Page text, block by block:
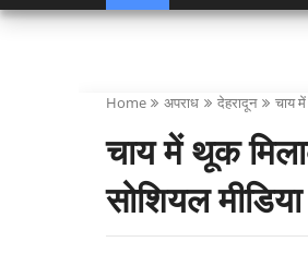
Home अपराध देहरादून चाय
चाय में थूक
सोशियल